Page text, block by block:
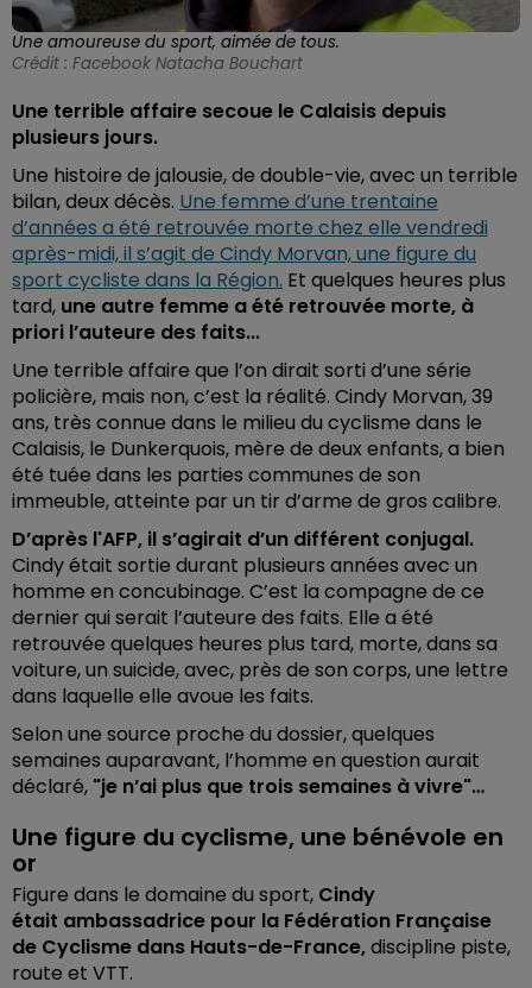
Une amoureuse du sport, aimée de tous.
Crédit : Facebook Natacha Bouchart
Une terrible affaire secoue le Calaisis depuis
plusieurs jours.
Une histoire de jalousie, de double-vie, avec un terrible
bilan, deux décès. Une femme d’une trentaine
d’années a été retrouvée morte chez elle vendredi
après-midi, il s’agit de Cindy Morvan, une figure du
sport cycliste dans la Région. Et quelques heures plus
tard, une autre femme a été retrouvée morte, à
priori l’auteure des faits...
Une terrible affaire que l’on dirait sorti d’une série
policière, mais non, c’est la réalité. Cindy Morvan, 39
ans, très connue dans le milieu du cyclisme dans le
Calaisis, le Dunkerquois, mère de deux enfants, a bien
été tuée dans les parties communes de son
immeuble,atteinte par un tir d’arme de gros calibre.
D’après l'AFP, il s’agirait d’un différent conjugal.
Cindy était sortie durant plusieurs années avec un
homme en concubinage. C’est la compagne de ce
dernier qui serait l’auteure des faits. Elle a été
retrouvée quelques heures plus tard, morte, dans sa
voiture, un suicide, avec, près de son corps, une lettre
dans laquelle elle avoue les faits.
Selon une source proche du dossier, quelques
semaines auparavant, l’homme en question aurait
déclaré, "je n’ai plus que trois semaines à vivre"…
Une figure du cyclisme, une bénévole en
or
Figure dans le domaine du sport, Cindy
était ambassadrice pour la Fédération Française
de Cyclisme dans Hauts-de-France,discipline piste,
route et VTT.